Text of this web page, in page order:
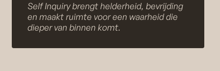
Self Inquiry brengt helderheid, bevrijding
en maakt ruimte voor een waarheid die
dieper van binnen komt.